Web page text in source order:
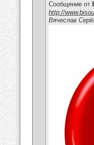
Сообщение от
http://
Вячеслав